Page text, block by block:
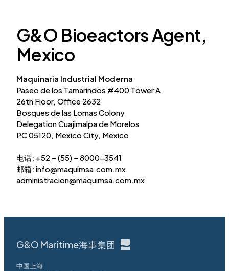
G&O Bioeactors Agent,
Mexico
Maquinaria Industrial Moderna
Paseo de los Tamarindos #400 Tower A
26th Floor, Office 2632
Bosques de las Lomas Colony
Delegation Cuajimalpa de Morelos
PC 05120, Mexico City, Mexico
电话: +52 – (55) – 8000-3541
邮箱: info@maquimsa.com.mx
administracion@maquimsa.com.mx
G&O Maritime海事集团
中国上海